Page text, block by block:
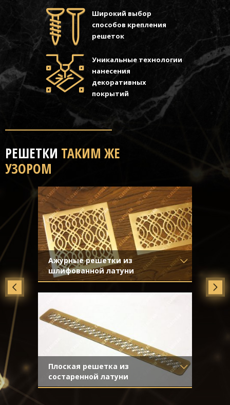
Широкий выбор
способов крепления
решеток
Уникальные технологии
нанесения
декоративных
покрытий
РЕШЕТКИ ТАКИМ ЖЕ
УЗОРОМ
Ажурные решетки из
шлифованной латуни
Материал- Латунь
Отделка- Шлифованная латунь
Плоская решетка из
состаренной латуни
Материал- Латунь